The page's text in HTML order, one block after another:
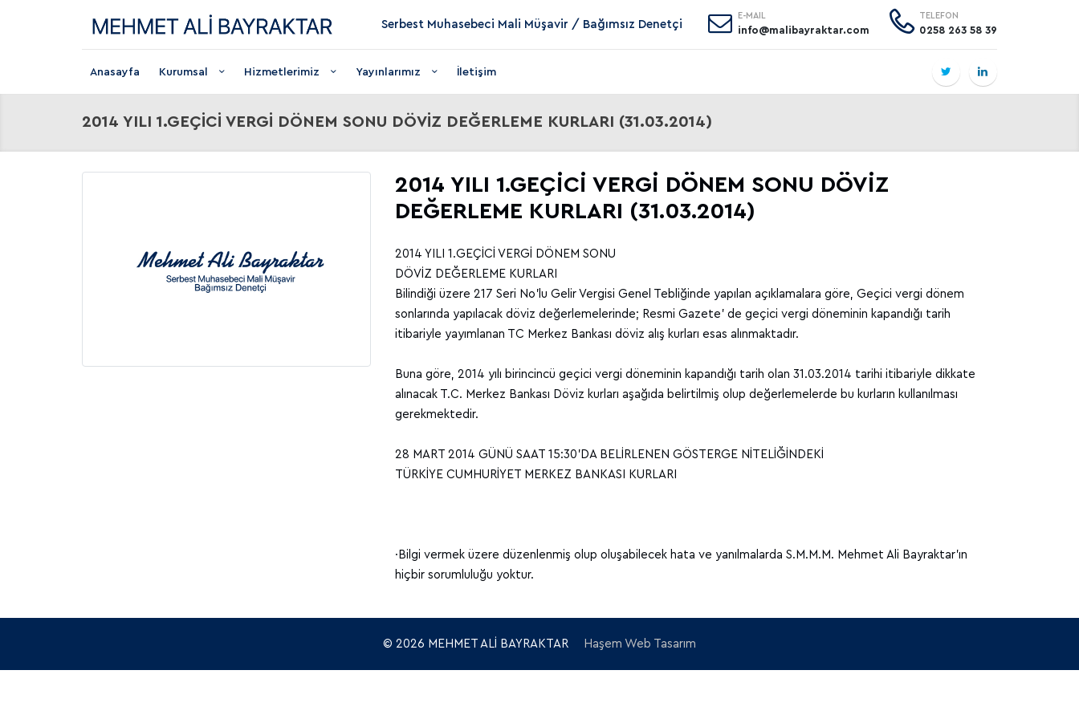
Serbest Muhasebeci Mali Müşavir / Bağımsız Denetçi
E-MAIL
info@malibayraktar.com
TELEFON
0258 263 58 39
Anasayfa Kurumsal Hizmetlerimiz Yayınlarımız İletişim
2014 YILI 1.GEÇİCİ VERGİ DÖNEM SONU DÖVİZ DEĞERLEME KURLARI (31.03.2014)
2014 YILI 1.GEÇİCİ VERGİ DÖNEM SONU DÖVİZ
DEĞERLEME KURLARI (31.03.2014)
2014 YILI 1.GEÇİCİ VERGİ DÖNEM SONU
DÖVİZ DEĞERLEME KURLARI
Bilindiği üzere 217 Seri No’lu Gelir Vergisi Genel Tebliğinde yapılan açıklamalara göre, Geçici vergi dönem
sonlarında yapılacak döviz değerlemelerinde; Resmi Gazete' de geçici vergi döneminin kapandığı tarih
itibariyle yayımlanan TC Merkez Bankası döviz alış kurları esas alınmaktadır.
Buna göre, 2014 yılı birincincü geçici vergi döneminin kapandığı tarih olan 31.03.2014 tarihi itibariyle dikkate
alınacak T.C. Merkez Bankası Döviz kurları aşağıda belirtilmiş olup değerlemelerde bu kurların kullanılması
gerekmektedir.
28 MART 2014 GÜNÜ SAAT 15:30'DA BELİRLENEN GÖSTERGE NİTELİĞİNDEKİ
TÜRKİYE CUMHURİYET MERKEZ BANKASI KURLARI
·Bilgi vermek üzere düzenlenmiş olup oluşabilecek hata ve yanılmalarda S.M.M.M. Mehmet Ali Bayraktar’ın
hiçbir sorumluluğu yoktur.
© 2026 MEHMET ALİ BAYRAKTAR Haşem Web Tasarım